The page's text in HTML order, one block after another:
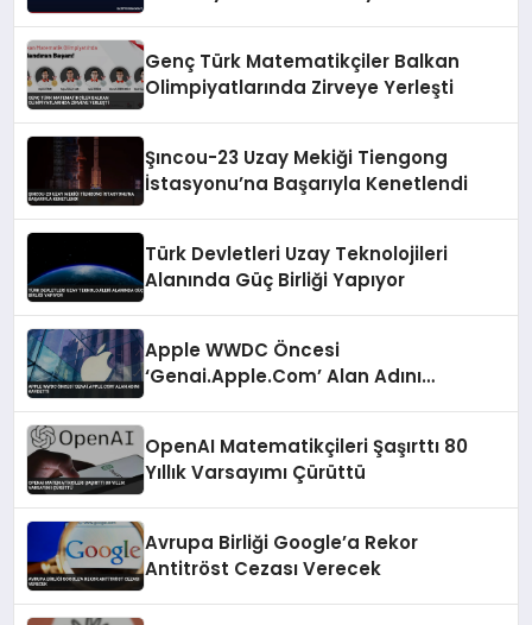
Genç Türk Matematikçiler Balkan
Olimpiyatlarında Zirveye Yerleşti
Şıncou-23 Uzay Mekiği Tiengong
İstasyonu’na Başarıyla Kenetlendi
Türk Devletleri Uzay Teknolojileri
Alanında Güç Birliği Yapıyor
Apple WWDC Öncesi
‘Genai.Apple.Com’ Alan Adını
OpenAI Matematikçileri Şaşırttı 80
Yıllık Varsayımı Çürüttü
Avrupa Birliği Google’a Rekor
Antitröst Cezası Verecek